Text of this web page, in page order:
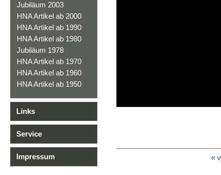
Jubiläum 2003
HNA Artikel ab 2000
HNA Artikel ab 1990
HNA Artikel ab 1980
Jubiläum 1978
HNA Artikel ab 1970
HNA Artikel ab 1960
HNA Artikel ab 1950
Links
Service
Impressum «